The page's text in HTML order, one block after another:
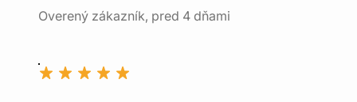
Overený zákazník, pred 4 dňami